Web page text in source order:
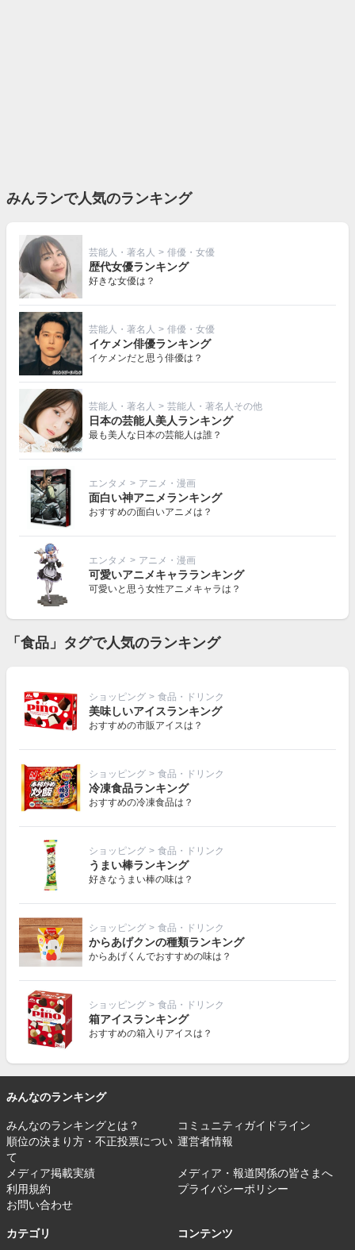
みんランで人気のランキング
芸能人・著名人 > 俳優・女優
歴代女優ランキング
好きな女優は？
芸能人・著名人 > 俳優・女優
イケメン俳優ランキング
イケメンだと思う俳優は？
芸能人・著名人 > 芸能人・著名人その他
日本の芸能人美人ランキング
最も美人な日本の芸能人は誰？
エンタメ > アニメ・漫画
面白い神アニメランキング
おすすめの面白いアニメは？
エンタメ > アニメ・漫画
可愛いアニメキャラランキング
可愛いと思う女性アニメキャラは？
「食品」タグで人気のランキング
ショッピング > 食品・ドリンク
美味しいアイスランキング
おすすめの市販アイスは？
ショッピング > 食品・ドリンク
冷凍食品ランキング
おすすめの冷凍食品は？
ショッピング > 食品・ドリンク
うまい棒ランキング
好きなうまい棒の味は？
ショッピング > 食品・ドリンク
からあげクンの種類ランキング
からあげくんでおすすめの味は？
ショッピング > 食品・ドリンク
箱アイスランキング
おすすめの箱入りアイスは？
みんなのランキング
みんなのランキングとは？
コミュニティガイドライン
順位の決まり方・不正投票につい
て
運営者情報
メディア掲載実績
メディア・報道関係の皆さまへ
利用規約
プライバシーポリシー
お問い合わせ
カテゴリ コンテンツ